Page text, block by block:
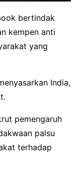
bertindak
kempen anti
yang
India,
pemengaruh
palsu
terhadap